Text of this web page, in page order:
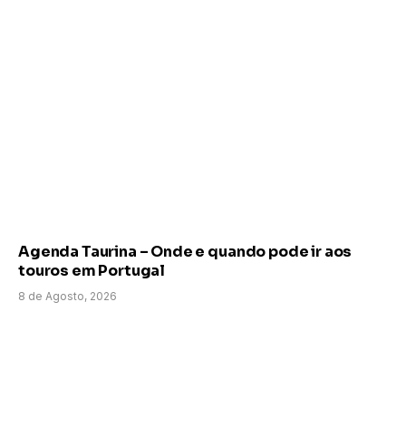
Agenda Taurina – Onde e quando pode ir aos
touros em Portugal
8 de Agosto, 2026